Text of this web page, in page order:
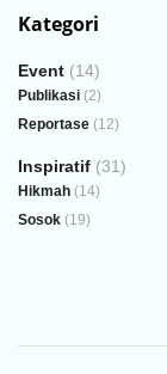
Kategori
Event (14)
Publikasi (2)
Reportase (12)
Inspiratif (31)
Hikmah (14)
Sosok (19)